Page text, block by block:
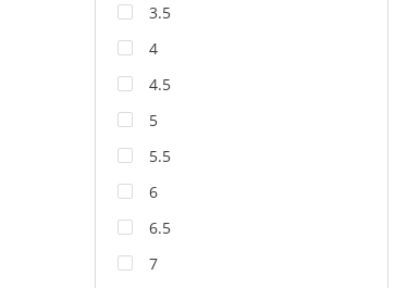
3.5
4
4.5
5
5.5
6
6.5
7